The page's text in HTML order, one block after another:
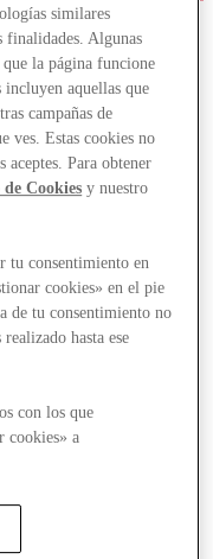
similares
finalidades. Algunas
la página funcione
incluyen aquellas que
campañas de
ves. Estas cookies no
aceptes. Para obtener
de Cookies y nuestro
tu consentimiento en
cookies» en el pie
de tu consentimiento no
hasta ese
con los que
cookies» a